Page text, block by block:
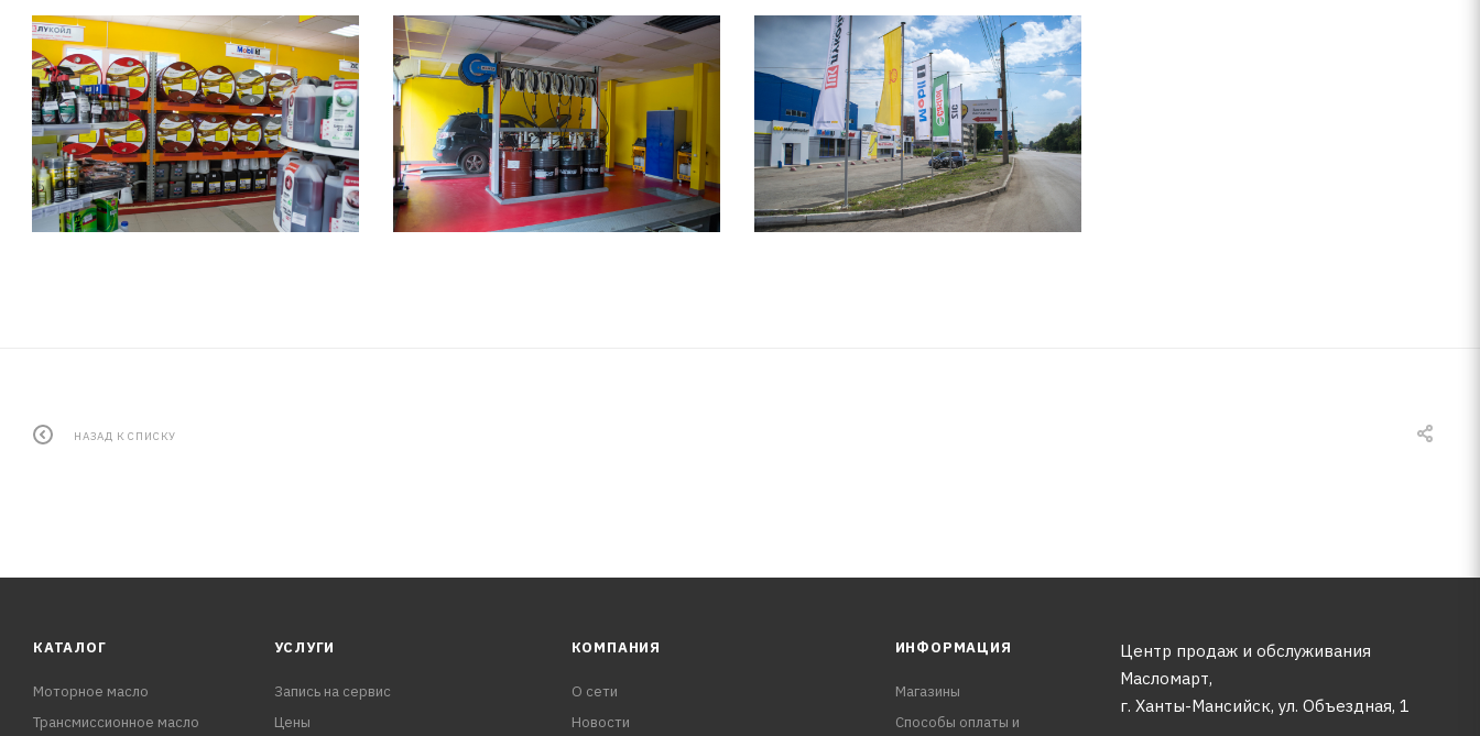
НАЗАД К СПИСКУ
КАТАЛОГ
Моторное масло
Трансмиссионное масло
УСЛУГИ
Запись на сервис
Цены
КОМПАНИЯ
О сети
Новости
ИНФОРМАЦИЯ
Магазины
Способы оплаты и
Центр продаж и обслуживания
Масломарт,
г. Ханты-Мансийск, ул. Объездная, 1